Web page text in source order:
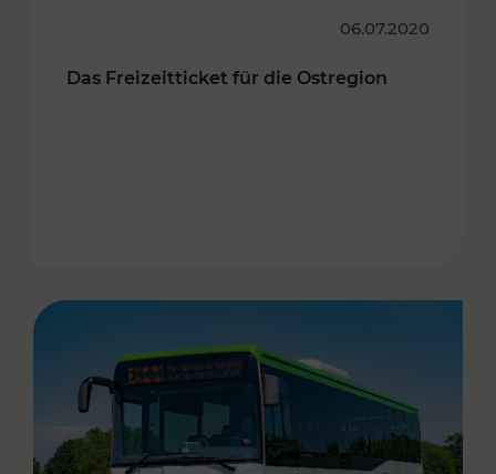
06.07.2020
Das Freizeitticket für die Ostregion